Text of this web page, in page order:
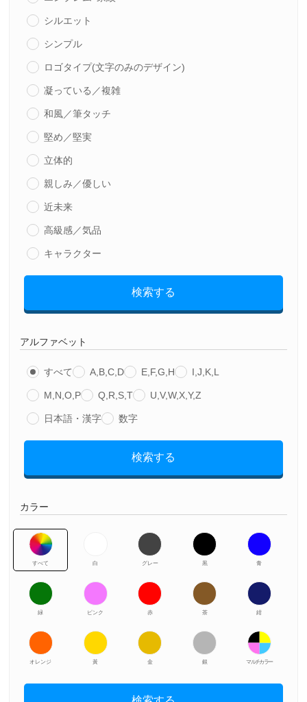
シルエット
シンプル
ロゴタイプ(文字のみのデザイン)
凝っている／複雑
和風／筆タッチ
堅め／堅実
立体的
親しみ／優しい
近未来
高級感／気品
キャラクター
検索する
アルファベット
すべて A,B,C,D E,F,G,H I,J,K,L
M,N,O,P Q,R,S,T U,V,W,X,Y,Z
日本語・漢字 数字
検索する
カラー
すべて 白 グレー 黒 青
緑 ピンク 赤 茶 紺
オレンジ 黃 金 銀 マルチカラー